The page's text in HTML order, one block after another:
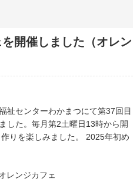
開催しました（オレン
祉センターわかまつにて第37回目
した。毎月第2土曜日13時から開
りを楽しみました。 2025年初め
レンジカフェ